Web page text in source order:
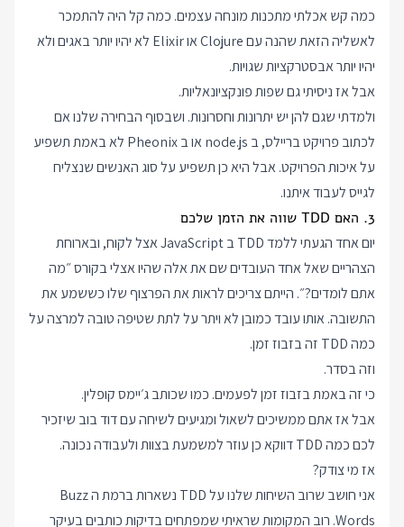
כמה קש אכלתי מתכנות מונחה עצמים. כמה קל היה להתמכר
לאשליה הזאת שהנה עם Clojure או Elixir לא יהיו יותר באגים ולא
יהיו יותר אבסטרקציות שגויות.
אבל אז ניסיתי גם שפות פונקציונאליות.
ולמדתי שגם להן יש יתרונות וחסרונות. ושבסוף הבחירה שלנו אם
לכתוב פרויקט בריילס, ב node.js או ב Pheonix לא באמת תשפיע
על איכות הפרויקט. אבל היא כן תשפיע על סוג האנשים שנצליח
לגייס לעבוד איתנו.
3. האם TDD שווה את הזמן שלכם
יום אחד הגעתי ללמד TDD ב JavaScript אצל לקוח, ובארוחת
הצהריים שאל אחד העובדים שם את אלה שהיו אצלי בקורס ״מה
אתם לומדים?״. הייתם צריכים לראות את הפרצוף שלו כששמע את
התשובה. אותו עובד כמובן לא ויתר על לתת שטיפה טובה למרצה על
כמה TDD זה בזבוז זמן.
וזה בסדר.
כי זה באמת בזבוז זמן לפעמים. כמו שכותבג׳יימס קופלין.
אבל אז אתם ממשיכים לשאול ומגיעים לשיחה עםדוד בוב שיזכיר
לכם כמה TDD דווקא כן עוזר למשמעת בצוות ולעבודה נכונה.
אז מי צודק?
אני חושב שרוב השיחות שלנו על TDD נשארות ברמת ה Buzz
Words. רוב המקומות שראיתי שמפתחים בדיקות כותבים בעיקר